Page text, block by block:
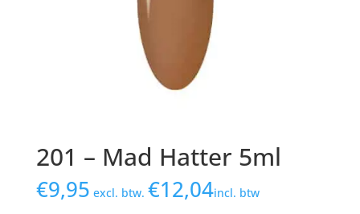
201 – Mad Hatter 5ml
€9,95 excl. btw. €12,04incl. btw